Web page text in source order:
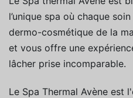
l’unique spa où chaque
dermo-cosmétique de la
et vous offre une
lâcher prise incomparable.
Le Spa Thermal Avène est